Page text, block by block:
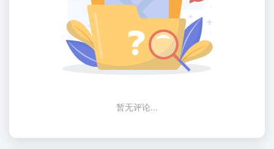
暂无评论...